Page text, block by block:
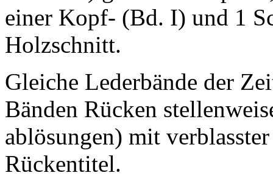
einer Kopf- (Bd. I) und 1
Holzschnitt.
Gleiche Lederbände der
Bänden Rücken
ablösungen) mit
Rückentitel.